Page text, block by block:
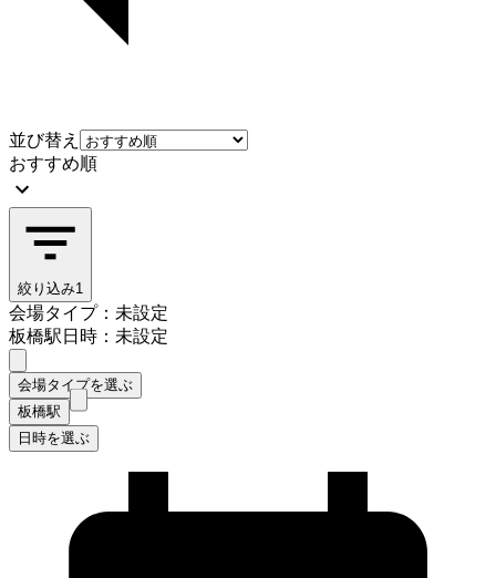
並び替え
おすすめ順
絞り込み1
会場タイプ：未設定
板橋駅日時：未設定
会場タイプを選ぶ
板橋駅
日時を選ぶ